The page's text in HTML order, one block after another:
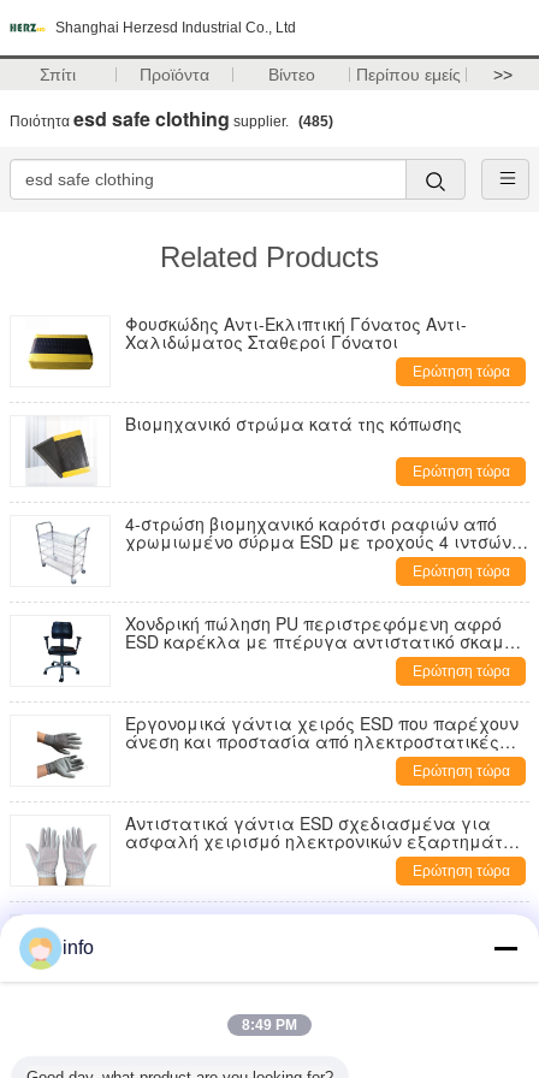
Shanghai Herzesd Industrial Co., Ltd
Σπίτι Προϊόντα Βίντεο Περίπου εμείς >>
Ποιότητα esd safe clothing supplier. (485)
Related Products
Φουσκώδης Αντι-Εκλιπτική Γόνατος Αντι-
Χαλιδώματος Σταθεροί Γόνατοι
Ερώτηση τώρα
Βιομηχανικό στρώμα κατά της κόπωσης
Ερώτηση τώρα
4-στρώση βιομηχανικό καρότσι ραφιών από
χρωμιωμένο σύρμα ESD με τροχούς 4 ιντσών
Ερώτηση τώρα
Χονδρική πώληση PU περιστρεφόμενη αφρό
ESD καρέκλα με πτέρυγα αντιστατικό σκαμνί
Εργαστηριακό γραφείο ύφασμα καθαρό
Ερώτηση τώρα
Εργονομικά γάντια χειρός ESD που παρέχουν
άνεση και προστασία από ηλεκτροστατικές
εκπομπές για εργασίες ακριβείαςΕρώτηση τώρα
Αντιστατικά γάντια ESD σχεδιασμένα για
ασφαλή χειρισμό ηλεκτρονικών εξαρτημάτων
και πρόληψη ηλεκτροστατικής ζημιάςΕρώτηση τώρα
Αφρώδες PVC + PVC επιφάνεια Διπλό PVC
αντι-κόπωσης στρώμα ESD αντι-κόπωσης
info
8:49 PM